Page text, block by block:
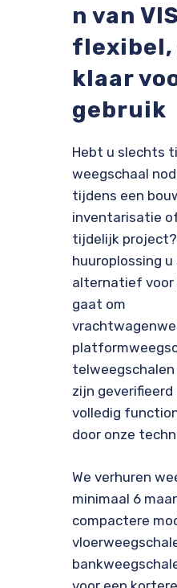
n van
klaar
gebruik
Hebt u slechts
weegschaal
tijdens een
inventarisatie
tijdelijk
huuroplossing
alternatief voor
gaat om
zijn
volledig
door onze
We verhuren
minimaal 6
compactere